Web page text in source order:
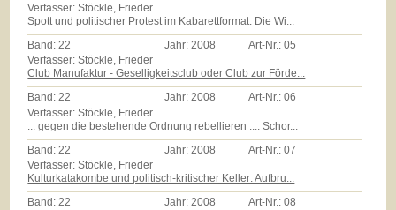
Verfasser: Stöckle, Frieder
Spott und politischer Protest im Kabarettformat: Die Wi...
Band:22 Jahr:2008 Art-Nr.:05
Verfasser: Stöckle, Frieder
Club Manufaktur - Geselligkeitsclub oder Club zur Förde...
Band:22 Jahr:2008 Art-Nr.:06
Verfasser: Stöckle, Frieder
... gegen die bestehende Ordnung rebellieren ...: Schor...
Band: 22 Jahr: 2008 Art-Nr.:07
Verfasser: Stöckle, Frieder
Kulturkatakombe und politisch-kritischer Keller: Aufbru...
Band:22 Jahr:2008 Art-Nr.:08